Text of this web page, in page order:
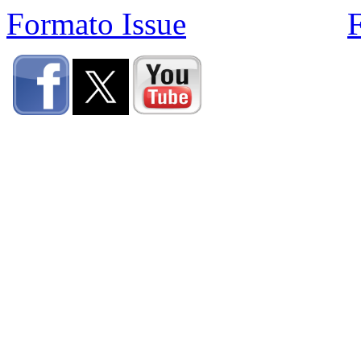
Formato Issue